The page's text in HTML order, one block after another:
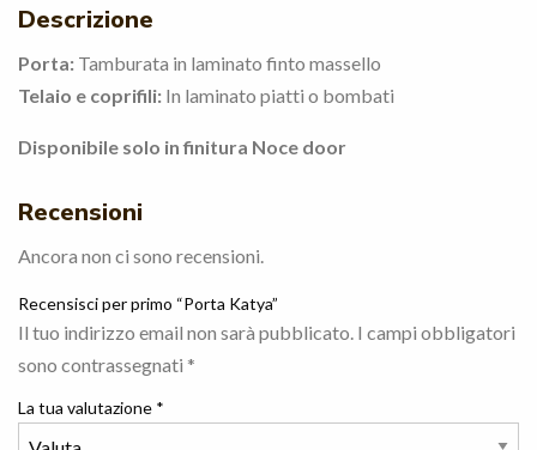
Descrizione
Porta: Tamburata in laminato finto massello
Telaio e coprifili: In laminato piatti o bombati
Disponibile solo in finitura Noce door
Recensioni
Ancora non ci sono recensioni.
Recensisci per primo “Porta Katya”
Il tuo indirizzo email non sarà pubblicato. I campi obbligatori
sono contrassegnati *
La tua valutazione *